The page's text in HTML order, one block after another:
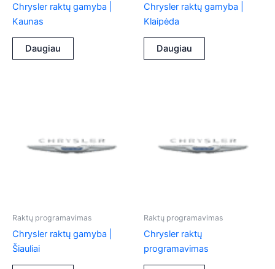
Chrysler raktų gamyba |
Kaunas
Daugiau
Chrysler raktų gamyba |
Klaipėda
Daugiau
Raktų programavimas
Chrysler raktų gamyba |
Šiauliai
Raktų programavimas
Chrysler raktų
programavimas